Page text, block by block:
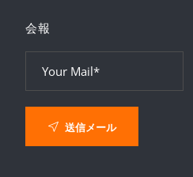
会報
送信メール